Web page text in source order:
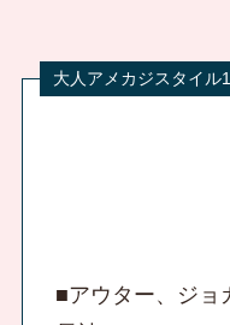
■アウター、ジョ